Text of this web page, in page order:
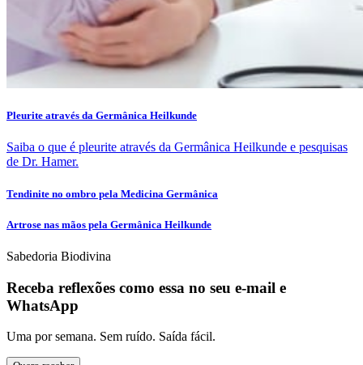
Pleurite através da Germânica Heilkunde
Saiba o que é pleurite através da Germânica Heilkunde e pesquisas
de Dr. Hamer.
Tendinite no ombro pela Medicina Germânica
Artrose nas mãos pela Germânica Heilkunde
Sabedoria Biodivina
Receba reflexões como essa no seu e-mail e
WhatsApp
Uma por semana. Sem ruído. Saída fácil.